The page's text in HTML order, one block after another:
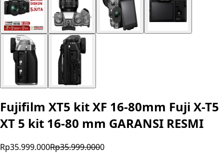
Fujifilm XT5 kit XF 16-80mm Fuji X-T5
XT 5 kit 16-80 mm GARANSI RESMI
Rp35.999.000Rp35.999.0000